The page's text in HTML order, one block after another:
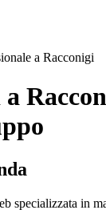
a Racconigi
specializzata in